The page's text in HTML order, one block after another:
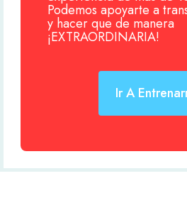
Podemos apoyarte a
y hacer que de manera
¡EXTRAORDINARIA!
Ir A